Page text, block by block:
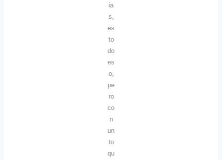
ia
s,
es
to
do
es
o,
pe
ro
co
n
un
to
qu